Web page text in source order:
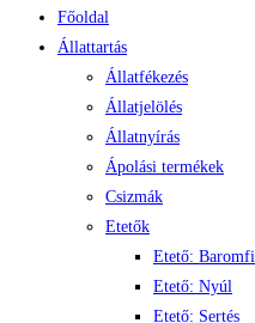
Főoldal
Állattartás
Állatfékezés
Állatjelölés
Állatnyírás
Ápolási termékek
Csizmák
Etetők
Etető: Baromfi
Etető: Nyúl
Etető: Sertés